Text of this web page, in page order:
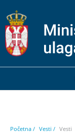
Početna / Vesti / Vesti